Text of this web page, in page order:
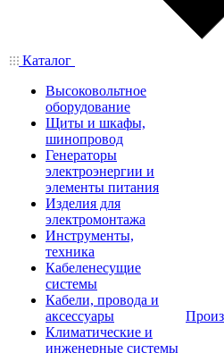
Каталог
Высоковольтное
оборудование
Щиты и шкафы,
шинопровод
Генераторы
электроэнергии и
элементы питания
Изделия для
электромонтажа
Инструменты,
техника
Кабеленесущие
системы
Кабели, провода и
аксессуары
Климатические и
инженерные системы